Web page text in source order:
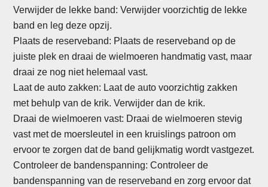
Verwijder de lekke band: Verwijder voorzichtig de lekke
band en leg deze opzij.
Plaats de reserveband: Plaats de reserveband op de
juiste plek en draai de wielmoeren handmatig vast, maar
draai ze nog niet helemaal vast.
Laat de auto zakken: Laat de auto voorzichtig zakken
met behulp van de krik. Verwijder dan de krik.
Draai de wielmoeren vast: Draai de wielmoeren stevig
vast met de moersleutel in een kruislings patroon om
ervoor te zorgen dat de band gelijkmatig wordt vastgezet.
Controleer de bandenspanning: Controleer de
bandenspanning van de reserveband en zorg ervoor dat